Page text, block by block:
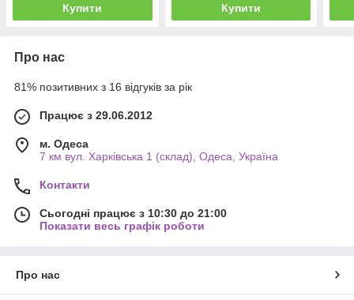
Купити Купити
Про нас
81% позитивних з 16 відгуків за рік
Працює з 29.06.2012
м. Одеса
7 км вул. Харківська 1 (склад), Одеса, Україна
Контакти
Сьогодні працює з 10:30 до 21:00
Показати весь графік роботи
Про нас